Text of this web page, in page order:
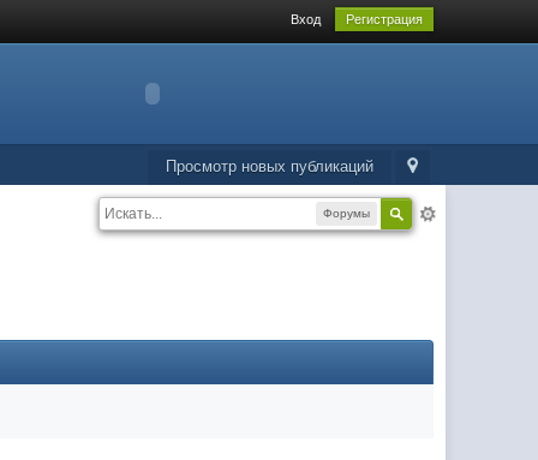
Вход Регистрация
Просмотр новых публикаций
Форумы